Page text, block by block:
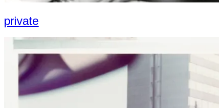
private